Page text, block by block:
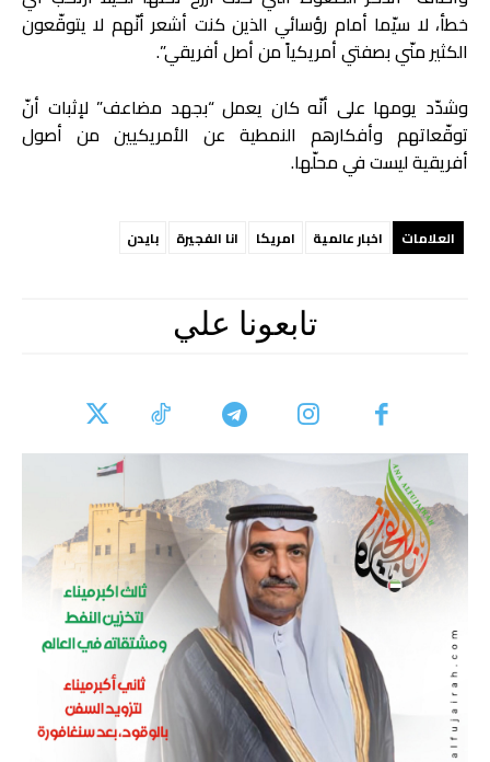
خطأ، لا سيّما أمام رؤسائي الذين كنت أشعر أنّهم لا يتوقّعون
الكثير منّي بصفتي أمريكياً من أصل أفريقي”.
وشدّد يومها على أنّه كان يعمل “بجهد مضاعف” لإثبات أنّ
توقّعاتهم وأفكارهم النمطية عن الأمريكيين من أصول
أفريقية ليست في محلّها.
العلامات اخبار عالمية امريكا انا الفجيرة بايدن
تابعونا علي